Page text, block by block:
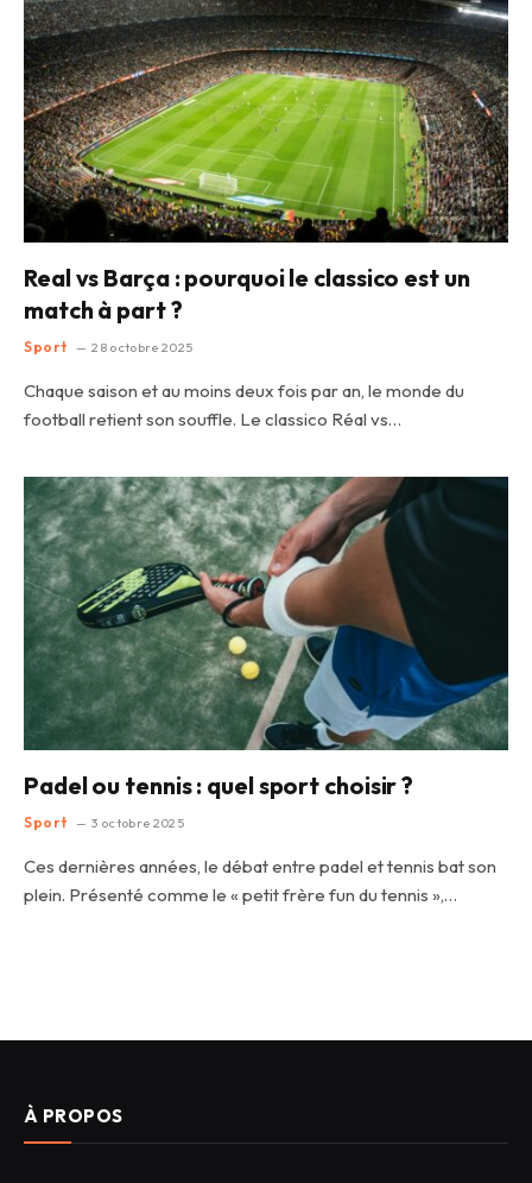
Real vs Barça : pourquoi le classico est un
match à part ?
Sport 28 octobre 2025
Chaque saison et au moins deux fois par an, le monde du
football retient son souffle. Le classico Réal vs…
Padel ou tennis : quel sport choisir ?
Sport 3 octobre 2025
Ces dernières années, le débat entre padel et tennis bat son
plein. Présenté comme le « petit frère fun du tennis »,…
À PROPOS